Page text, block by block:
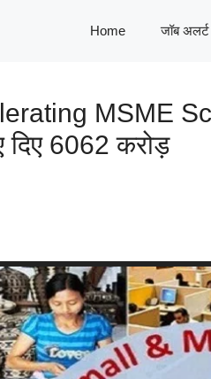
Home जॉब अलर्ट
MSME
दिए 6062 करोड़